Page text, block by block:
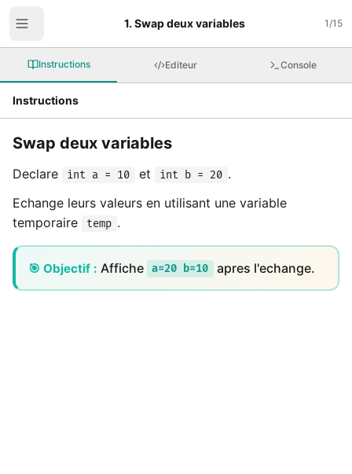
1. Swap deux variables 1/15
Instructions Editeur Console
Instructions
Swap deux variables
Declare int a = 10 et int b = 20 .
Echange leurs valeurs en utilisant une variable
temporaire
temp .
🎯 Objectif : Affiche a=20 b=10 apres l'echange.